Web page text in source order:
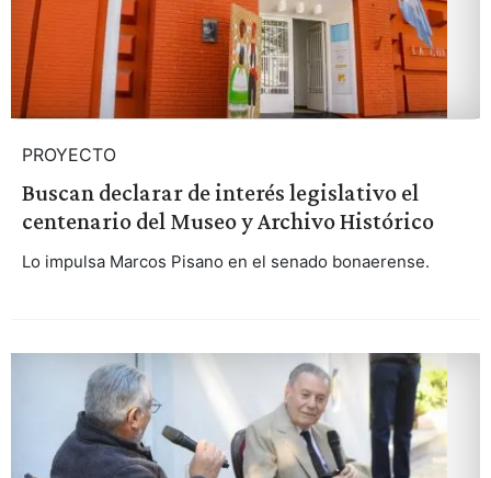
PROYECTO
Buscan declarar de interés legislativo el
centenario del Museo y Archivo Histórico
Lo impulsa Marcos Pisano en el senado bonaerense.